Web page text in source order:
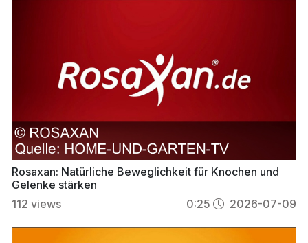
Rosaxan: Natürliche Beweglichkeit für Knochen und
Gelenke stärken
112 views 0:25 2026-07-09